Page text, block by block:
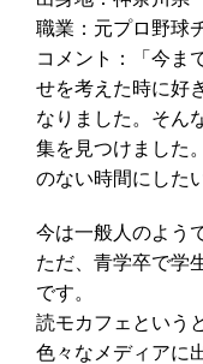
職業：元プロ野球
コメント：「今ま
せを考えた時に好
なりました。そん
集を見つけました
のない時間にした
今は一般人のよう
ただ、青学卒で学
です。
読モカフェという
色々なメディアに